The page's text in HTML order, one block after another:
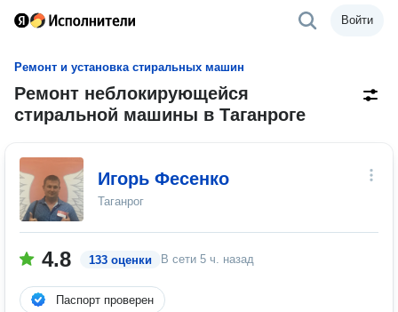
Войти
Ремонт и установка стиральных машин
Ремонт неблокирующейся
стиральной машины в Таганроге
Игорь Фесенко
Таганрог
4.8 133 оценки В сети 5 ч. назад
Паспорт проверен